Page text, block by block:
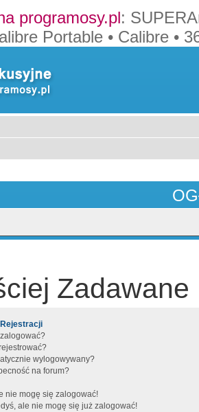
programosy.pl:
Portable • Calibre •
Zadawane
wylogowywany?
na forum?
nie mogę się zalogować!
ale nie mogę się już zalogować!